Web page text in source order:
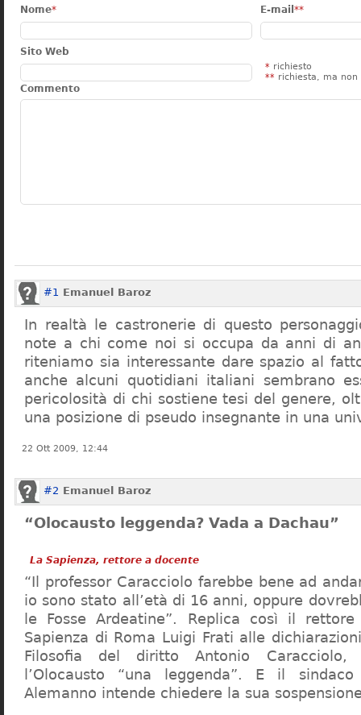
Nome* E-mail **
Sito Web
* richiesto
** richiesta, ma non
Commento
#1 Emanuel Baroz
In realtà le castronerie di questo
note a chi come noi si occupa da anni di
riteniamo sia interessante dare spazio al fatto
anche alcuni quotidiani italiani sembrano
pericolosità di chi sostiene tesi del genere,
una posizione di pseudo insegnante in una
22 Ott 2009, 12:44
#2 Emanuel Baroz
“Olocausto leggenda? Vada a Dachau”
La Sapienza, rettore a docente
“Il professor Caracciolo farebbe bene ad
io sono stato all’età di 16 anni, oppure
le Fosse Ardeatine”. Replica così il rettore
Sapienza di Roma Luigi Frati alle
Filosofia del diritto Antonio
l’Olocausto “una leggenda”. E il
Alemanno intende chiedere la sua